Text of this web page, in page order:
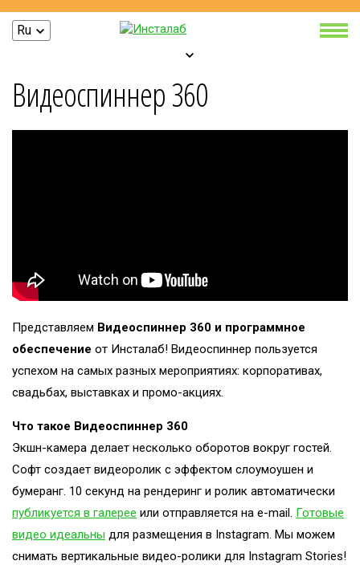
Ru
Видеоспиннер 360
Представляем Видеоспиннер 360 и программное
обеспечение от Инсталаб! Видеоспиннер пользуется
успехом на самых разных мероприятиях: корпоративах,
свадьбах, выставках и промо-акциях.
Что такое Видеоспиннер 360
Экшн-камера делает несколько оборотов вокруг гостей.
Софт создает видеоролик с эффектом слоумоушен и
бумеранг. 10 секунд на рендеринг и ролик автоматически
публикуется в галерее или отправляется на e-mail. Готовые
видео идеальны для размещения в Instagram. Мы можем
снимать вертикальные видео-ролики для Instagram Stories!